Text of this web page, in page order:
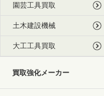
園芸工具買取
土木建設機械
大工工具買取
買取強化メーカー